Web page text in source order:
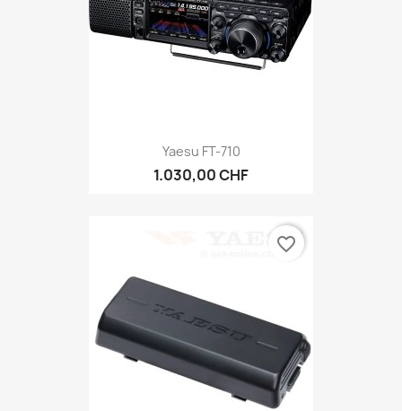
Yaesu FT-710
1.030,00 CHF
favorite_border